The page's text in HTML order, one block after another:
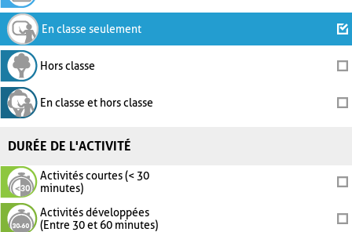
En classe seulement
Hors classe
En classe et hors classe
DURÉE DE L'ACTIVITÉ
Activités courtes (< 30
minutes)
Activités développées
(Entre 30 et 60 minutes)